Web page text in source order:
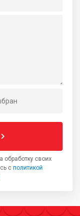
обработку своих
с политикой